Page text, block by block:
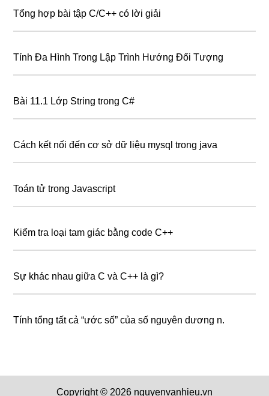
Tổng hợp bài tập C/C++ có lời giải
Tính Đa Hình Trong Lập Trình Hướng Đối Tượng
Bài 11.1 Lớp String trong C#
Cách kết nối đến cơ sở dữ liệu mysql trong java
Toán tử trong Javascript
Kiểm tra loại tam giác bằng code C++
Sự khác nhau giữa C và C++ là gì?
Tính tổng tất cả “ước số” của số nguyên dương n.
Copyright © 2026 nguyenvanhieu.vn